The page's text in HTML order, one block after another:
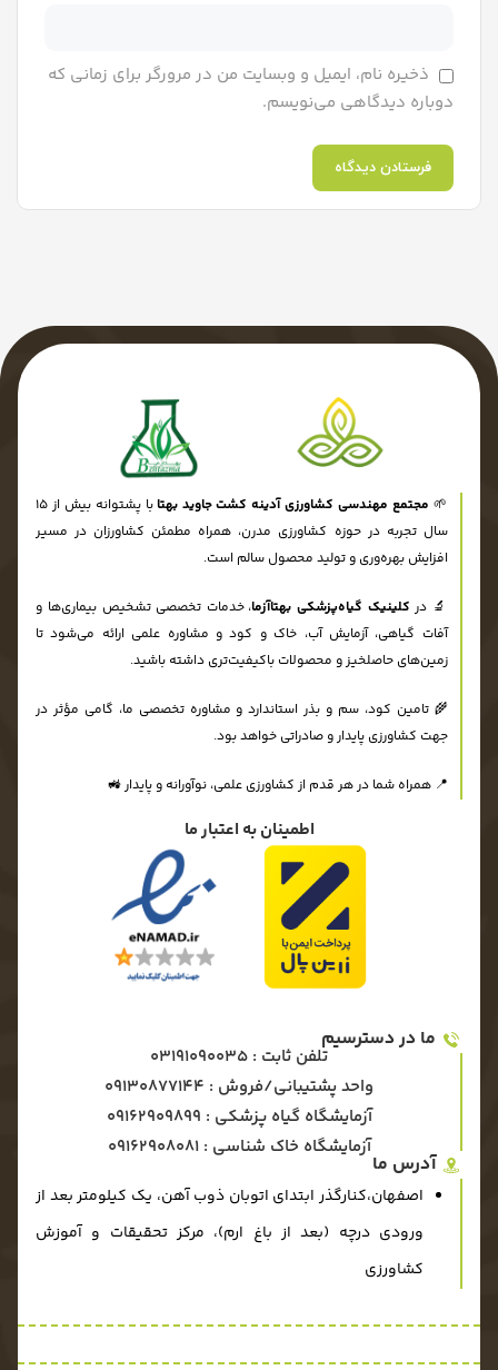
ذخیره نام، ایمیل و وبسایت من در مرورگر برای زمانی که
دوباره دیدگاهی می‌نویسم.
ما در دسترسیم
تلفن ثابت : 03191090035
واحد پشتیبانی/فروش : 09130877144
آزمایشگاه گیاه پزشکی : ۰۹۱۶۲۹۰۹۸۹۹
آزمایشگاه خاک شناسی : ۰۹۱۶۲۹۰۸۰۸۱
آدرس ما
اصفهان،کنارگذر ابتدای اتوبان ذوب آهن، یک کیلومتر بعد از
ورودی درچه (بعد از باغ ارم)، مرکز تحقیقات و آموزش
کشاورزی
اطمینان به اعتبار ما
🌱 مجتمع مهندسی کشاورزی آدینه کشت جاوید بهتا
با پشتوانه بیش از ۱۵
سال تجربه در حوزه کشاورزی مدرن، همراه مطمئن کشاورزان در مسیر
افزایش بهره‌وری و تولید محصول سالم است.
🔬 در کلینیک گیاه‌پزشکی بهتاآزما، خدمات تخصصی تشخیص بیماری‌ها و
آفات گیاهی، آزمایش آب، خاک و کود و مشاوره علمی ارائه می‌شود تا
زمین‌های حاصلخیز و محصولات باکیفیت‌تری داشته باشید.
🌾 تامین کود، سم و بذر استاندارد و مشاوره تخصصی ما، گامی مؤثر در
جهت کشاورزی پایدار و صادراتی خواهد بود.
📍 همراه شما در هر قدم از کشاورزی علمی، نوآورانه و پایدار 🚜